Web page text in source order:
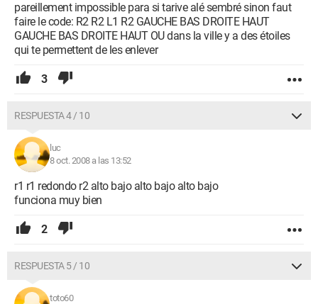
pareillement impossible para si tarive alé sembré sinon faut
faire le code: R2 R2 L1 R2 GAUCHE BAS DROITE HAUT
GAUCHE BAS DROITE HAUT OU dans la ville y a des étoiles
qui te permettent de les enlever
3
RESPUESTA 4 / 10
luc
8 oct. 2008 a las 13:52
r1 r1 redondo r2 alto bajo alto bajo alto bajo
funciona muy bien
2
RESPUESTA 5 / 10
toto60